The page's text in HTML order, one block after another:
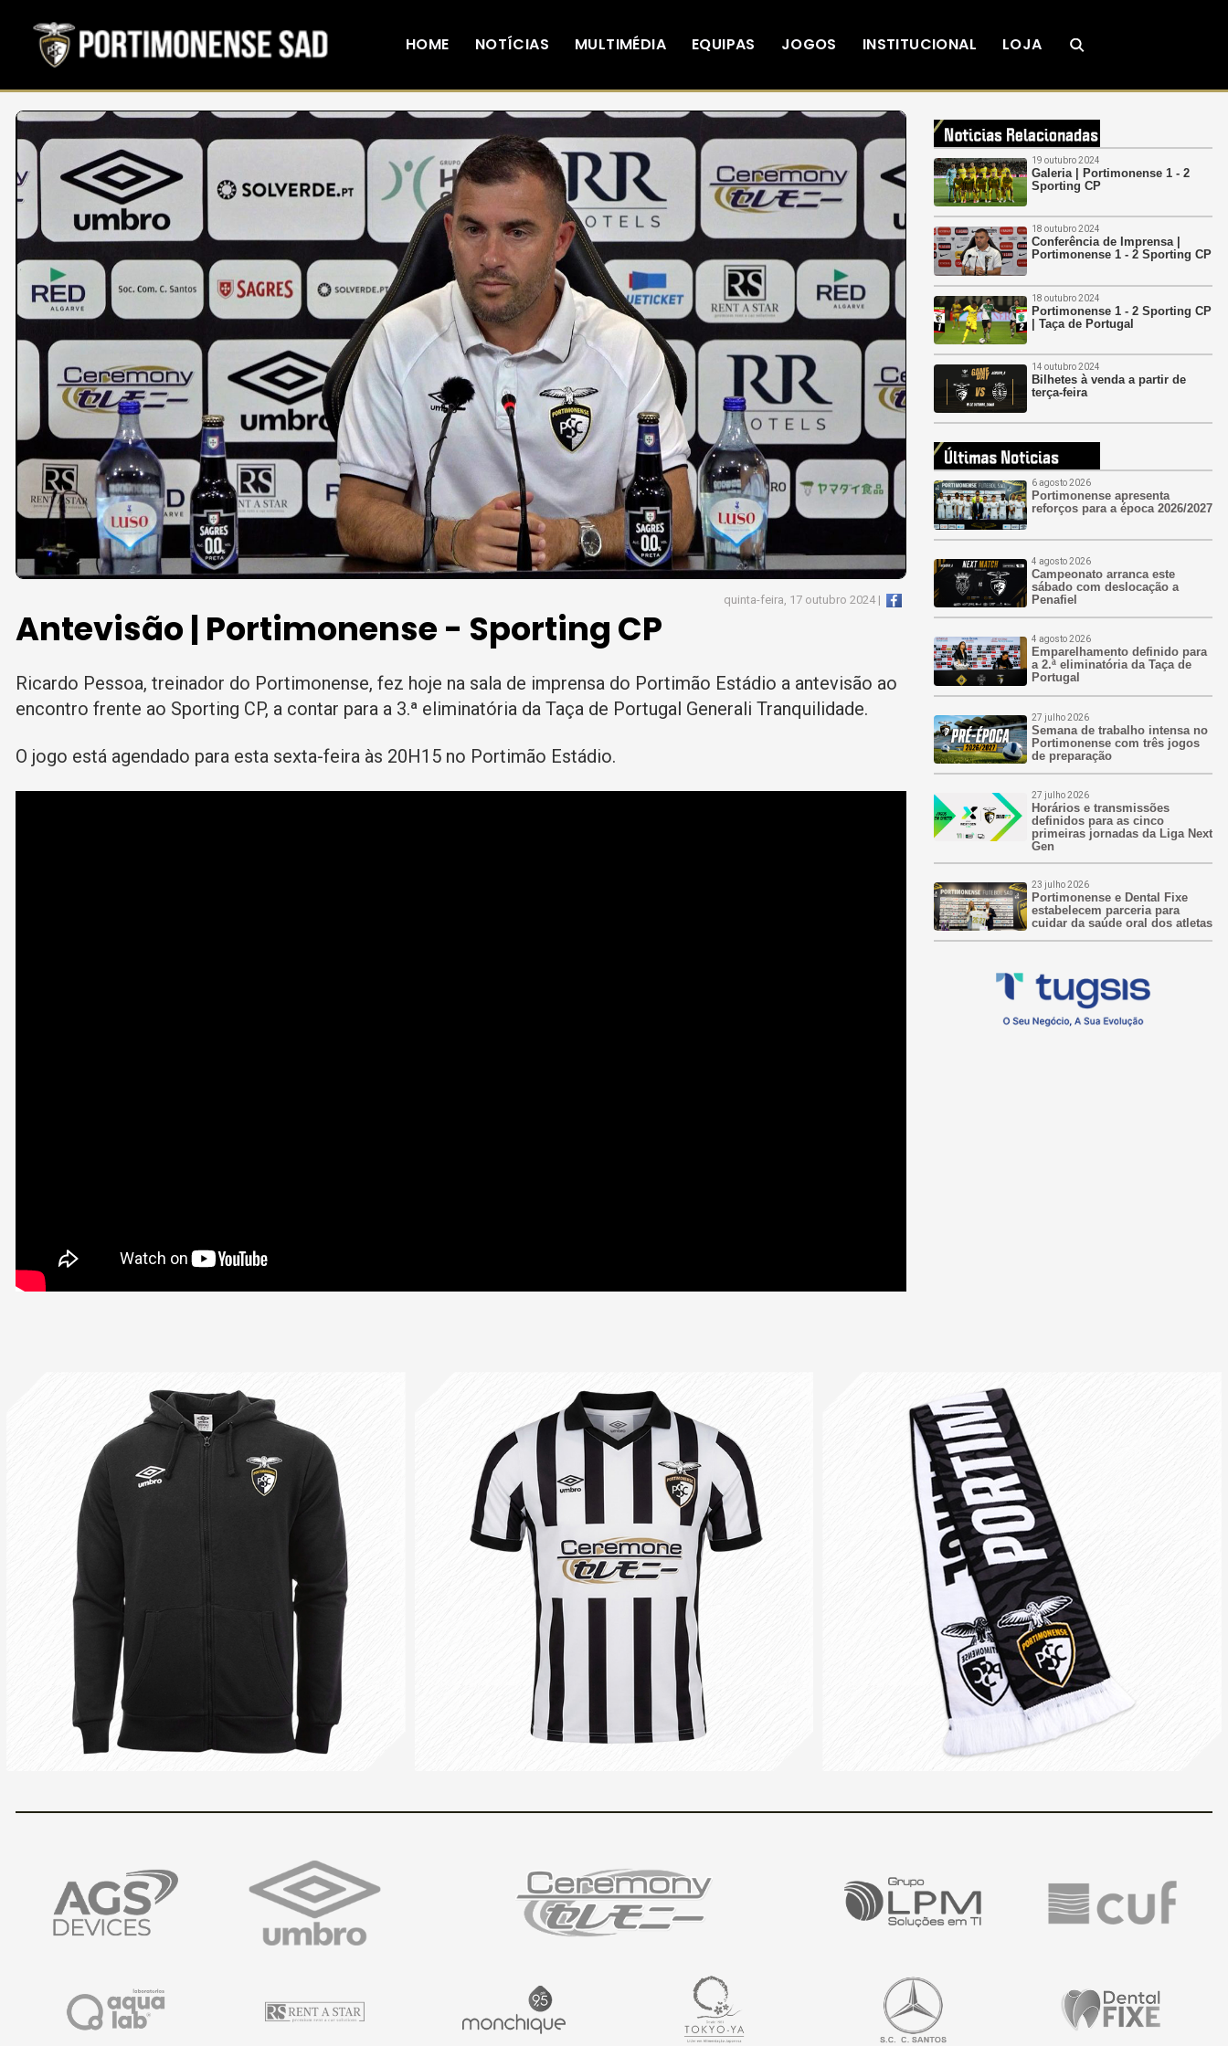
HOME NOTÍCIAS MULTIMÉDIA EQUIPAS JOGOS INSTITUCIONAL LOJA
quinta-feira, 17 outubro 2024 |
Antevisão | Portimonense - Sporting CP
Ricardo Pessoa, treinador do Portimonense, fez hoje na sala de imprensa do Portimão Estádio a antevisão ao
encontro frente ao Sporting CP, a contar para a 3.ª eliminatória da Taça de Portugal Generali Tranquilidade.
O jogo está agendado para esta sexta-feira às 20H15 no Portimão Estádio.
19 outubro 2024
Galeria | Portimonense 1 - 2
Sporting CP
18 outubro 2024
Conferência de Imprensa |
Portimonense 1 - 2 Sporting CP
18 outubro 2024
Portimonense 1 - 2 Sporting CP
| Taça de Portugal
14 outubro 2024
Bilhetes à venda a partir de
terça-feira
6 agosto 2026
Portimonense apresenta
reforços para a época 2026/2027
4 agosto 2026
Campeonato arranca este
sábado com deslocação a
Penafiel
4 agosto 2026
Emparelhamento definido para
a 2.ª eliminatória da Taça de
Portugal
27 julho 2026
Semana de trabalho intensa no
Portimonense com três jogos
de preparação
27 julho 2026
Horários e transmissões
definidos para as cinco
primeiras jornadas da Liga Next
Gen
23 julho 2026
Portimonense e Dental Fixe
estabelecem parceria para
cuidar da saúde oral dos atletas